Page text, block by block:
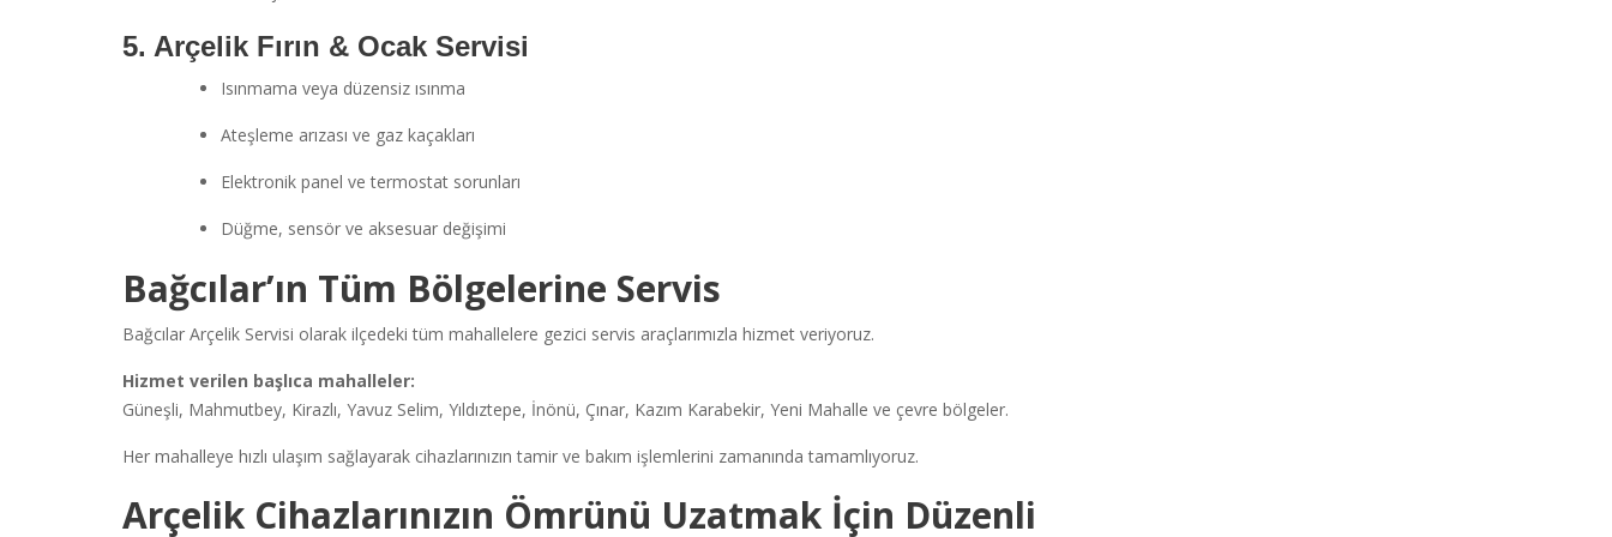
5. Arçelik Fırın & Ocak Servisi
Isınmama veya düzensiz ısınma
Ateşleme arızası ve gaz kaçakları
Elektronik panel ve termostat sorunları
Düğme, sensör ve aksesuar değişimi
Bağcılar’ın Tüm Bölgelerine Servis
Bağcılar Arçelik Servisi olarak ilçedeki tüm mahallelere gezici servis araçlarımızla hizmet veriyoruz.
Hizmet verilen başlıca mahalleler:
Güneşli, Mahmutbey, Kirazlı, Yavuz Selim, Yıldıztepe, İnönü, Çınar, Kazım Karabekir, Yeni Mahalle ve çevre bölgeler.
Her mahalleye hızlı ulaşım sağlayarak cihazlarınızın tamir ve bakım işlemlerini zamanında tamamlıyoruz.
Arçelik Cihazlarınızın Ömrünü Uzatmak İçin Düzenli